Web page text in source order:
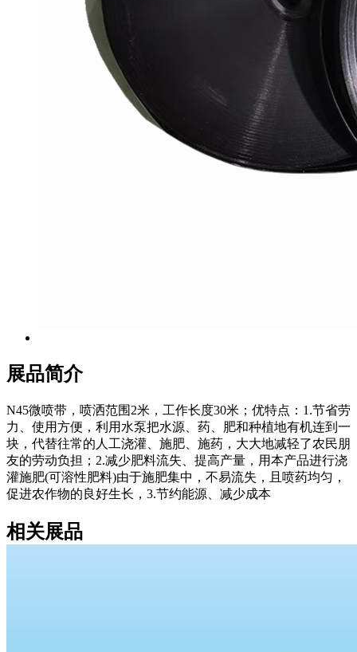
展品简介
N45微喷带，喷洒范围2米，工作长度30米；优特点：1.节省劳
力、使用方便，利用水泵把水源、药、肥和种植地有机连到一
块，代替往常的人工浇灌、施肥、施药，大大地减轻了农民朋
友的劳动负担；2.减少肥料流失、提高产量，用本产品进行浇
灌施肥(可溶性肥料)由于施肥集中，不易流失，且喷药均匀，
促进农作物的良好生长，3.节约能源、减少成本
相关展品